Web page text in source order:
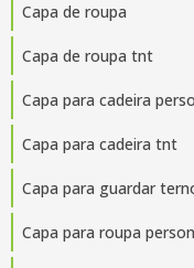
Capa de roupa
Capa de roupa tnt
Capa para cadeira
Capa para cadeira tnt
Capa para guardar
Capa para roupa